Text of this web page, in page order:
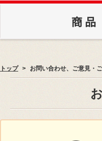
商 品
トップ お問い合わせ、ご意見・